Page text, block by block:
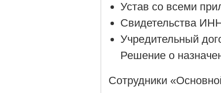
Устав со всеми
Свидетельства
Учредительный
Решение о
Сотрудники